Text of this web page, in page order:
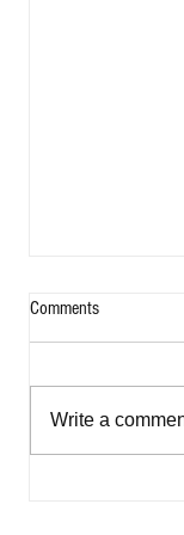
Comments
Write a